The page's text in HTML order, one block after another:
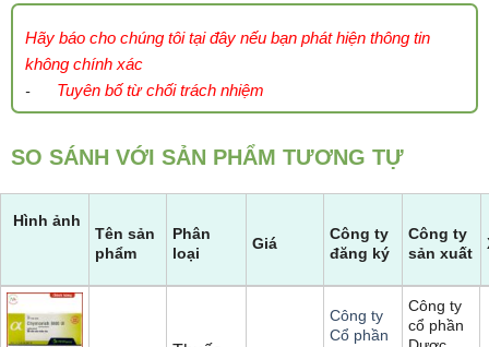
Hãy báo cho chúng tôi tại đây nếu bạn phát hiện thông tin
không chính xác
- Tuyên bố từ chối trách nhiệm
SO SÁNH VỚI SẢN PHẨM TƯƠNG TỰ
Hình ảnh
Tên sản
phẩm
Phân
loại
Giá
Công ty
đăng ký
Công ty
sản xuất
Công ty
Cổ phần
Công ty
cổ phần